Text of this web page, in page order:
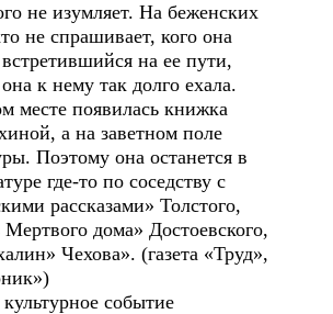
не изумляет. На беженских
не спрашивает, кого она
на ее пути,
к нему так долго ехала.
месте появилась книжка
а на заветном поле
Поэтому она останется в
где-то по соседству с
рассказами» Толстого,
дома» Достоевского,
Чехова». (газета «Труд»,
событие